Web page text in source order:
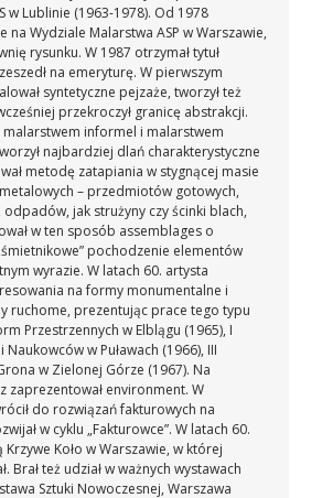
w Lublinie (1963-1978). Od 1978
Wydziale Malarstwa ASP w Warszawie,
rysunku. W 1987 otrzymał tytuł
na emeryturę. W pierwszym
syntetyczne pejzaże, tworzył też
przekroczył granicę abstrakcji.
malarstwem informel i malarstwem
najbardziej dlań charakterystyczne
metodę zatapiania w stygnącej masie
– przedmiotów gotowych,
jak strużyny czy ścinki blach,
w ten sposób assemblages o
pochodzenie elementów
wyrazie. W latach 60. artysta
na formy monumentalne i
ruchome, prezentując prace tego typu
Przestrzennych w Elblągu (1965), I
w Puławach (1966), III
w Zielonej Górze (1967). Na
zaprezentował environment. W
do rozwiązań fakturowych na
w cyklu „Fakturowce”. W latach 60.
Krzywe Koło w Warszawie, w której
Brał też udział w ważnych wystawach
Sztuki Nowoczesnej, Warszawa